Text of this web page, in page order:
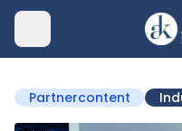
Partnercontent